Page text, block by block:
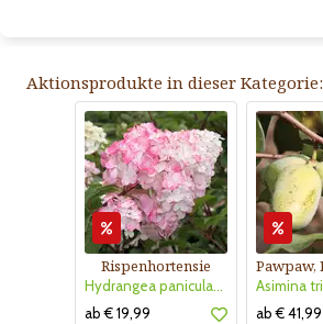
Aktionsprodukte in dieser Kategorie:
Rispenhortensie
Hydrangea paniculata 'Vanille Fraise'
ab € 19,99
ab € 41,99